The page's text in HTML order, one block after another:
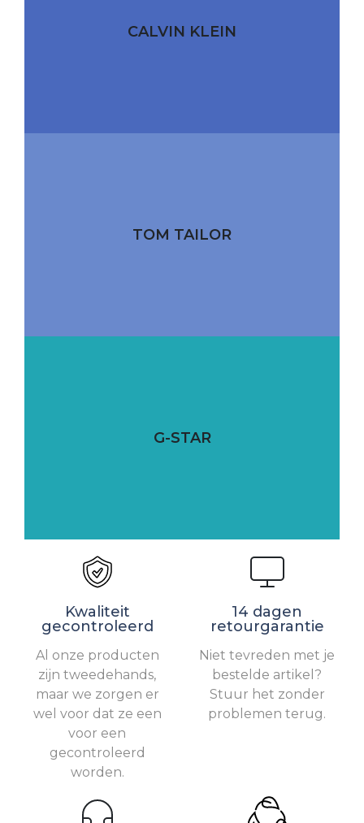
CALVIN KLEIN
TOM TAILOR
G-STAR
Kwaliteit
gecontroleerd
Al onze producten
zijn tweedehands,
maar we zorgen er
wel voor dat ze een
voor een
gecontroleerd
worden.
14 dagen
retourgarantie
Niet tevreden met je
bestelde artikel?
Stuur het zonder
problemen terug.